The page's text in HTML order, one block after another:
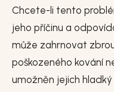
Chcete-li tento
jeho příčinu a
může zahrnovat
poškozeného kování
umožněn jejich hladký